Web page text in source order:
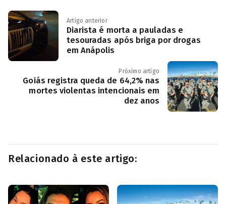
Artigo anterior
Diarista é morta a pauladas e
tesouradas após briga por drogas
em Anápolis
Próximo artigo
Goiás registra queda de 64,2% nas
mortes violentas intencionais em
dez anos
Relacionado à este artigo: